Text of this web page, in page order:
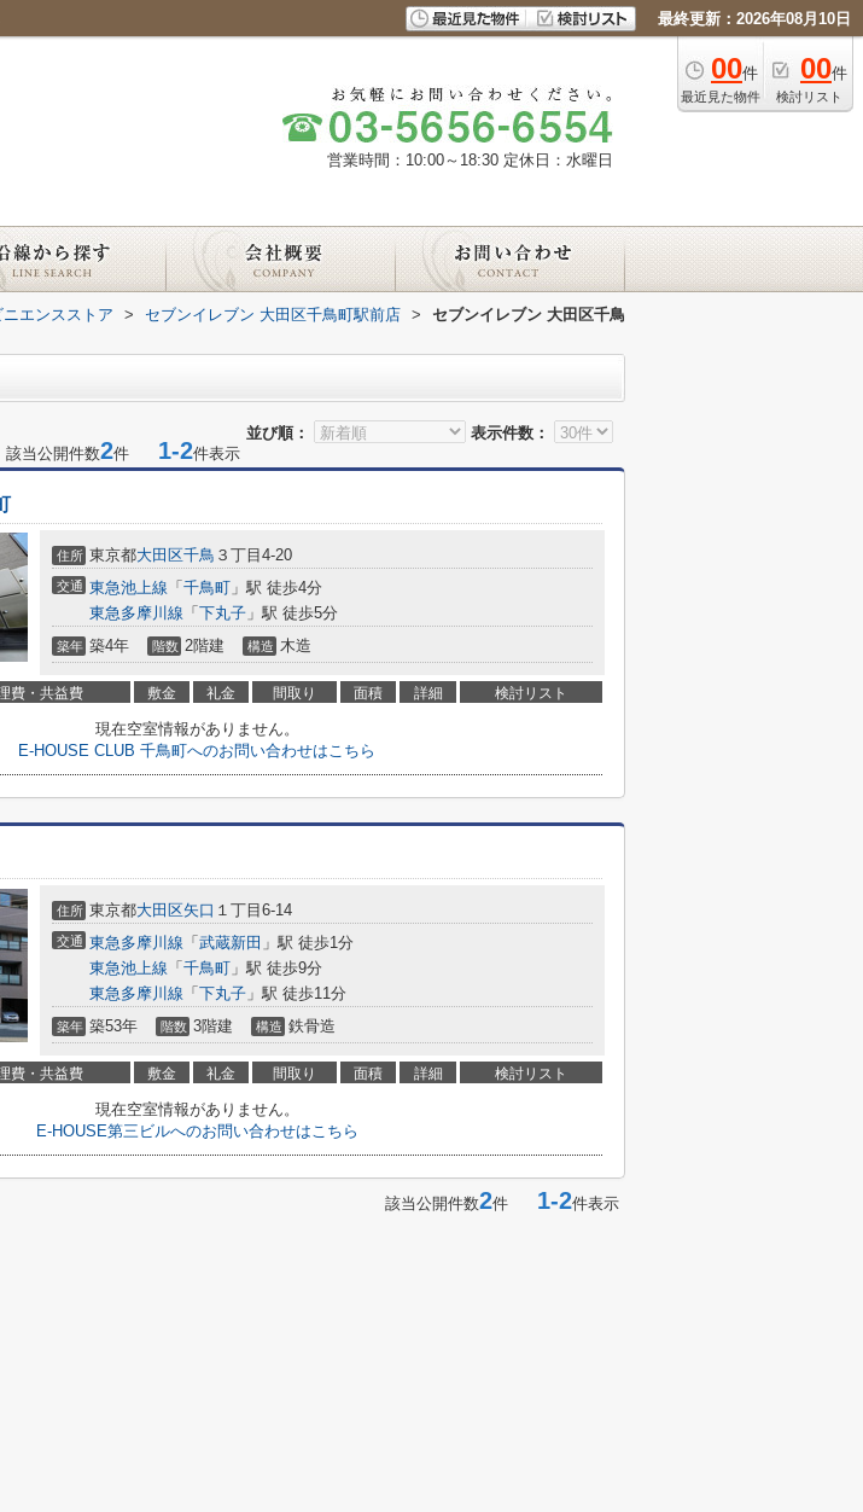
最終更新：2026年08月10日
00件
最近見た物件
00件
検討リスト
営業時間：10:00～18:30 定休日：水曜日
エンスストア > セブンイレブン 大田区千鳥町駅前店 >
セブンイレブン 大田区千鳥
並び順： 表示件数：
該当公開件数2件 1-2件表示
住所 東京都大田区千鳥 ３丁目4-20
交通 東急池上線 「 千鳥町 」駅 徒歩4分
東急多摩川線 「 下丸子 」駅 徒歩5分
築年 築4年 階数 2階建 構造 木造
費・共益費 敷金 礼金 間取り 面積 詳細 検討リスト
現在空室情報がありません。
E-HOUSE CLUB 千鳥町へのお問い合わせはこちら
住所 東京都大田区矢口 １丁目6-14
交通 東急多摩川線 「 武蔵新田 」駅 徒歩1分
東急池上線 「 千鳥町 」駅 徒歩9分
東急多摩川線 「 下丸子 」駅 徒歩11分
築年 築53年 階数 3階建 構造 鉄骨造
費・共益費 敷金 礼金 間取り 面積 詳細 検討リスト
現在空室情報がありません。
E-HOUSE第三ビルへのお問い合わせはこちら
該当公開件数2件 1-2件表示